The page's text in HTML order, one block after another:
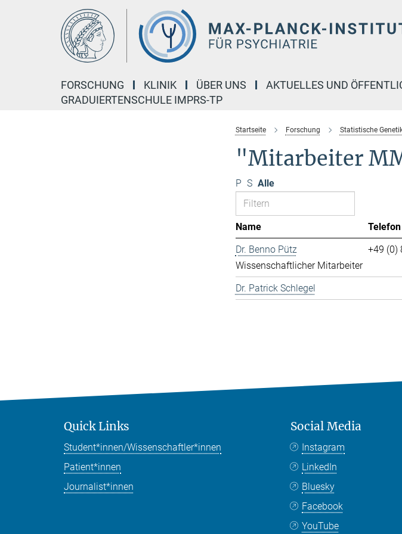
FORSCHUNG KLINIK ÜBER UNS AKTUELLES UND
GRADUIERTENSCHULE IMPRS-TP
Startseite Forschung Statistische
"Mitarbeiter
P S Alle
Name Telefon
Dr. Benno Pütz
Wissenschaftlicher Mitarbeiter
+49 (0)
Dr. Patrick Schlegel
Quick Links
Student*innen/Wissenschaftler*innen
Patient*innen
Journalist*innen
Social Media
Instagram
LinkedIn
Bluesky
Facebook
YouTube